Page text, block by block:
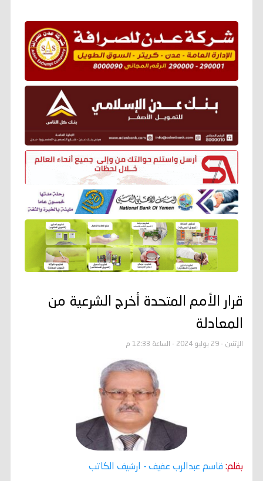
قرار الأمم المتحدة أخرج الشرعية من
المعادلة
الإثنين - 29 يوليو 2024 - الساعة 12:33 م
بقلم: قاسم عبدالرب عفيف - ارشيف الكاتب